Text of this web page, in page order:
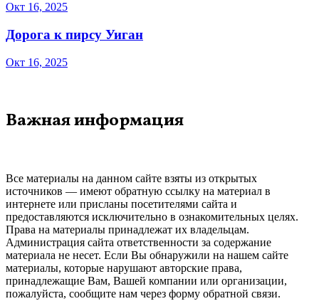
Окт 16, 2025
Дорога к пирсу Уиган
Окт 16, 2025
Важная информация
Все материалы на данном сайте взяты из открытых
источников — имеют обратную ссылку на материал в
интернете или присланы посетителями сайта и
предоставляются исключительно в ознакомительных целях.
Права на материалы принадлежат их владельцам.
Администрация сайта ответственности за содержание
материала не несет. Если Вы обнаружили на нашем сайте
материалы, которые нарушают авторские права,
принадлежащие Вам, Вашей компании или организации,
пожалуйста, сообщите нам через форму обратной связи.